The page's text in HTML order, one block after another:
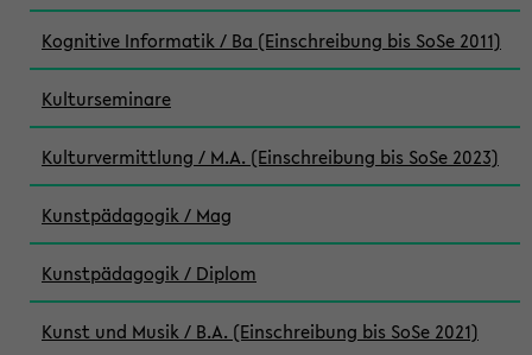
Kognitive Informatik / Ba (Einschreibung bis SoSe 2011)
Kulturseminare
Kulturvermittlung / M.A. (Einschreibung bis SoSe 2023)
Kunstpädagogik / Mag
Kunstpädagogik / Diplom
Kunst und Musik / B.A. (Einschreibung bis SoSe 2021)